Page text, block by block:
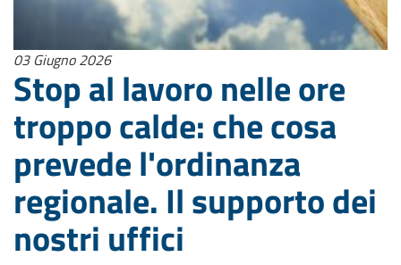
03 Giugno 2026
Stop al lavoro nelle ore
troppo calde: che cosa
prevede l'ordinanza
regionale. Il supporto dei
nostri uffici